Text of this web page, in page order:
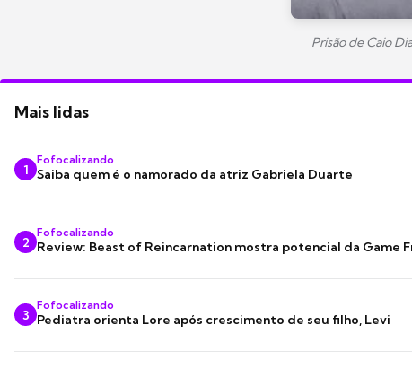
Prisão de Caio
Mais lidas
1
Fofocalizando
Saiba quem é o namorado da atriz Gabriela Duarte
2
Fofocalizando
Review: Beast of Reincarnation mostra potencial da Game
3
Fofocalizando
Pediatra orienta Lore após crescimento de seu filho, Levi